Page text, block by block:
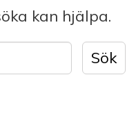
kan hjälpa.